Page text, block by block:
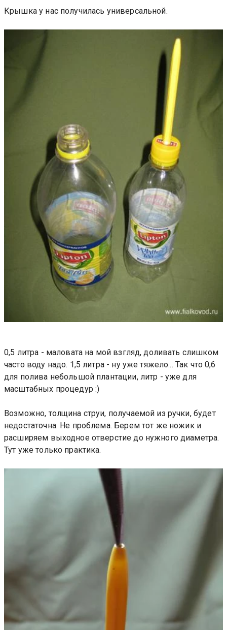
Крышка у нас получилась универсальной.
0,5 литра - маловата на мой взгляд, доливать слишком
часто воду надо. 1,5 литра - ну уже тяжело... Так что 0,6
для полива небольшой плантации, литр - уже для
масштабных процедур :)
Возможно, толщина струи, получаемой из ручки, будет
недостаточна. Не проблема. Берем тот же ножик и
расширяем выходное отверстие до нужного диаметра.
Тут уже только практика.